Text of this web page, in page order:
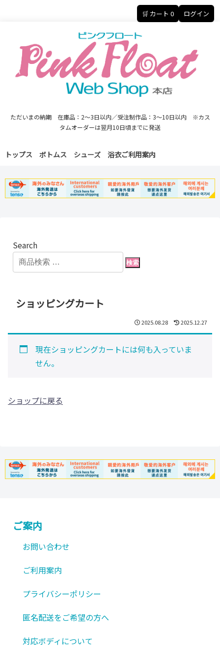
ただいまの納期 在庫品：2～3日以内／受注制作品：3～10日以内 ※カス
タムオーダーは翌月10日頃までに発送
トップス ボトムス シューズ 浴衣ご利用案内
Search
検索
ショッピングカート
2025.08.28 2025.12.27
現在ショッピングカートには何も入っていま
せん。
ショップに戻る
ご案内
お問い合わせ
ご利用案内
プライバシーポリシー
匿名配送をご希望の方へ
対応ボディについて
🛒 カート 0 ログイン